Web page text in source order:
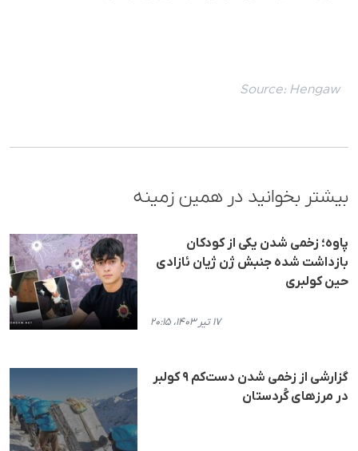
Source: Hengaw
بیشتر بخوانید در همین زمینه
پاوه؛ زخمی شدن یکی از کودکان
بازداشت شده جنبش ژن ژیان ئازادی
حین کولبری
۱۷ تیر ۱۴۰۳، ۲۰:۱۵
گزارشی از زخمی شدن دست‌کم ۹ کولبر
در مرزهای کُردستان